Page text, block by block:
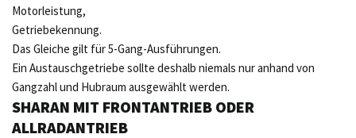
Motorleistung,
Getriebekennung.
Das Gleiche gilt für 5-Gang-Ausführungen.
Ein Austauschgetriebe sollte deshalb niemals nur anhand von
Gangzahl und Hubraum ausgewählt werden.
SHARAN MIT FRONTANTRIEB ODER
ALLRADANTRIEB